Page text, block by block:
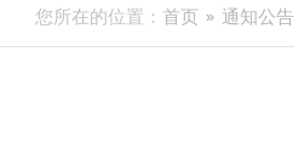
您所在的位置： 首页 通知公告